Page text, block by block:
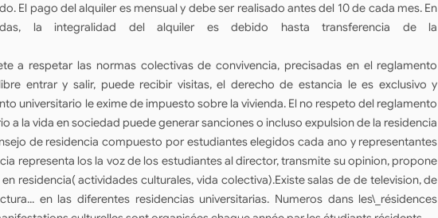
El pago del alquiler es mensual y debe ser realisado antes del 10 de cada mes. En
la integralidad del alquiler es debido hasta transferencia de la
a respetar las normas colectivas de convivencia, precisadas en el reglamento
entrar y salir, puede recibir visitas, el derecho de estancia le es exclusivo y
universitario le exime de impuesto sobre la vivienda. El no respeto del reglamento
a la vida en sociedad puede generar sanciones o incluso expulsion de la residencia
de residencia compuesto por estudiantes elegidos cada ano y representantes
representa los la voz de los estudiantes al director, transmite su opinion, propone
residencia( actividades culturales, vida colectiva).Existe salas de de television, de
en las diferentes residencias universitarias. Numeros dans les\_résidences